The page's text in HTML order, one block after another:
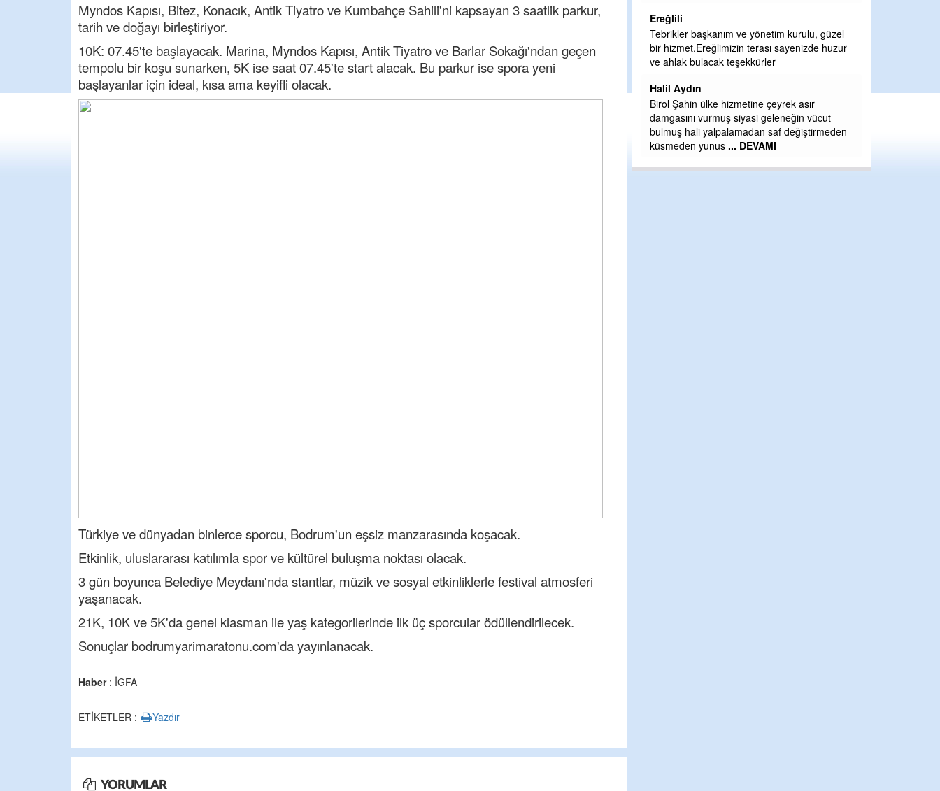
Myndos Kapısı, Bitez, Konacık, Antik Tiyatro ve Kumbahçe Sahili'ni kapsayan 3 saatlik parkur,
tarih ve doğayı birleştiriyor.
10K: 07.45'te başlayacak. Marina, Myndos Kapısı, Antik Tiyatro ve Barlar Sokağı'ndan geçen
tempolu bir koşu sunarken, 5K ise saat 07.45'te start alacak. Bu parkur ise spora yeni
başlayanlar için ideal, kısa ama keyifli olacak.
Türkiye ve dünyadan binlerce sporcu, Bodrum'un eşsiz manzarasında koşacak.
Etkinlik, uluslararası katılımla spor ve kültürel buluşma noktası olacak.
3 gün boyunca Belediye Meydanı'nda stantlar, müzik ve sosyal etkinliklerle festival atmosferi
yaşanacak.
21K, 10K ve 5K'da genel klasman ile yaş kategorilerinde ilk üç sporcular ödüllendirilecek.
Sonuçlar bodrumyarimaratonu.com'da yayınlanacak.
Haber: İGFA
ETİKETLER : Yazdır
YORUMLAR
Ereğlili
Tebrikler başkanım ve yönetim kurulu, güzel
bir hizmet.Ereğlimizin terası sayenizde huzur
ve ahlak bulacak teşekkürler
Halil Aydın
Birol Şahin ülke hizmetine çeyrek asır
damgasını vurmuş siyasi geleneğin vücut
bulmuş hali yalpalamadan saf değiştirmeden
küsmeden yunus ... DEVAMI